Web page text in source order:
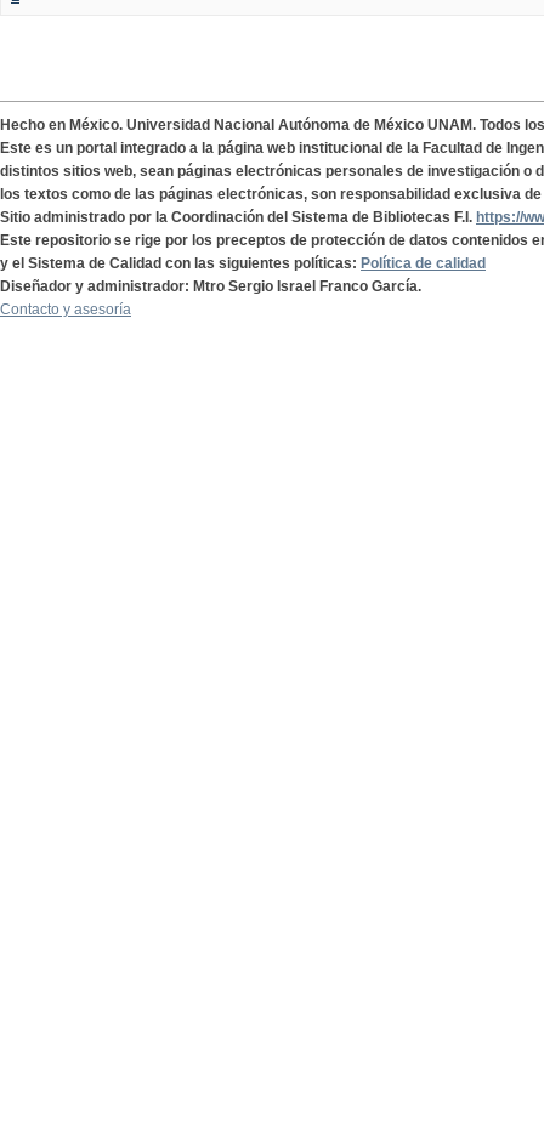
Hecho en México. Universidad Nacional Autónoma de México UNAM. Todos
Este es un portal integrado a la página web institucional de la Facultad de
distintos sitios web, sean páginas electrónicas personales de investigación o
los textos como de las páginas electrónicas, son responsabilidad exclusiva
Sitio administrado por la Coordinación del Sistema de Bibliotecas F.I. https://
Este repositorio se rige por los preceptos de protección de datos contenidos
y el Sistema de Calidad con las siguientes políticas: Política de calidad
Diseñador y administrador: Mtro Sergio Israel Franco García.
Contacto y asesoría